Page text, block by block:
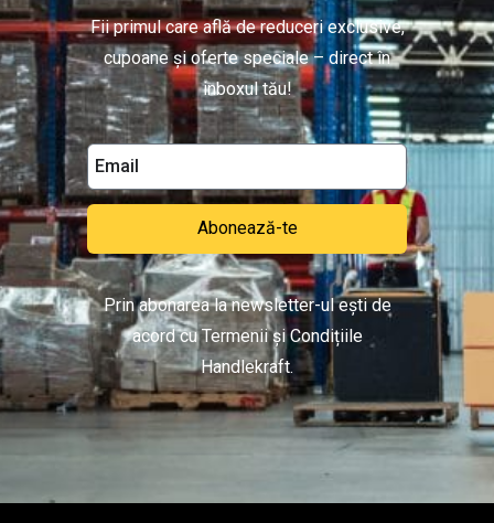
Fii primul care află de reduceri exclusive,
cupoane și oferte speciale – direct în
inboxul tău!
Abonează-te
Prin abonarea la newsletter-ul ești de
acord cu Termenii și Condițiile
Handlekraft.